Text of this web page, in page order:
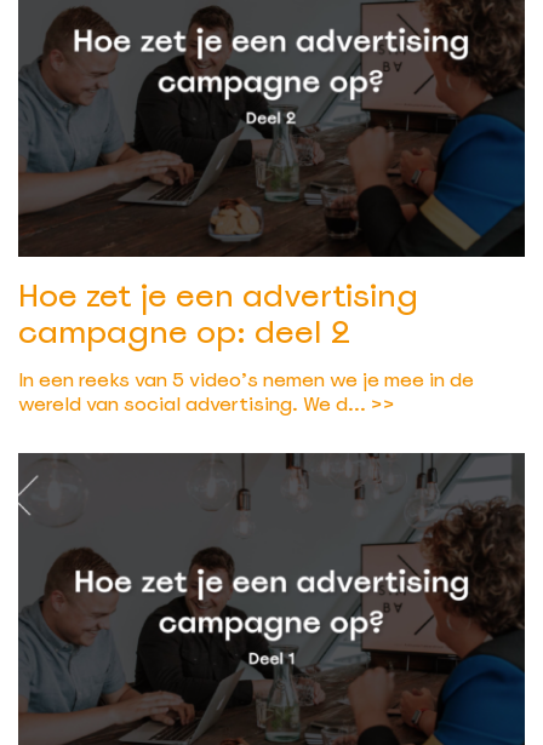
Hoe zet je een advertising
campagne op: deel 2
In een reeks van 5 video’s nemen we je mee in de
wereld van social advertising. We d... >>